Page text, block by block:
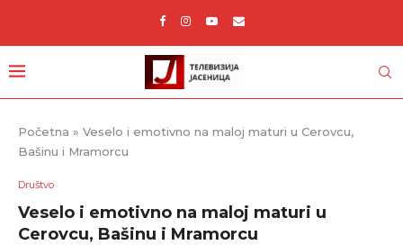
Početna » Veselo i emotivno na maloj maturi u Cerovcu,
Bašinu i Mramorcu
Društvo
Veselo i emotivno na maloj maturi u
Cerovcu, Bašinu i Mramorcu